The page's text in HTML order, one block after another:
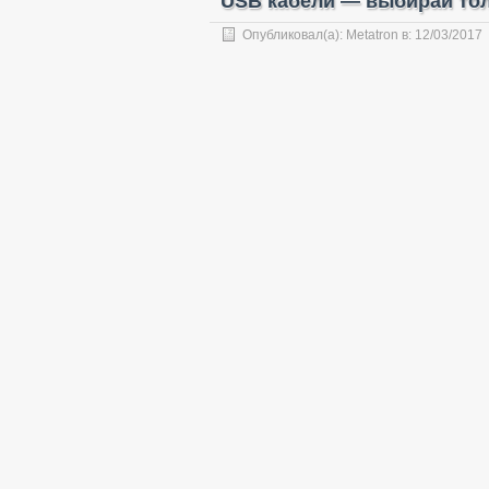
Опубликовал(а): Metatron в: 12/03/2017